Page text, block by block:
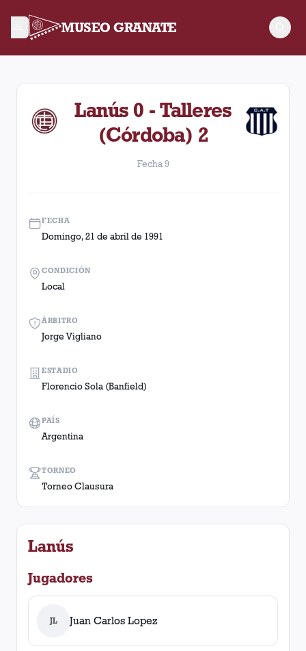
MUSEO GRANATE
Fecha 9. Partido entre Lanús y Talleres (Córdoba)
Lanús 0 - Talleres
(Córdoba) 2
Fecha 9
FECHA
Domingo, 21 de abril de 1991
ÁRBITRO
Jorge Vigliano
TORNEO
Torneo Clausura
CONDICIÓN
Local
ESTADIO
Florencio Sola (Banfield)
PAÍS
Argentina
Lanús
Jugadores
JL Juan Carlos Lopez